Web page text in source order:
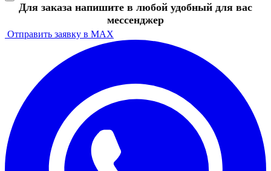
Для заказа напишите в любой удобный для вас
мессенджер
Отправить заявку в MAX